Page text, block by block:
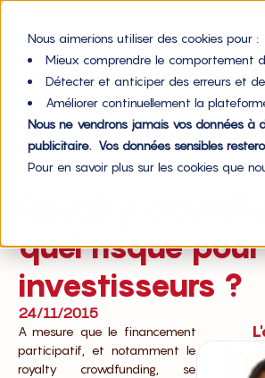
Nous aimerions utiliser des cookies pour :
Mieux comprendre le comportement
Détecter et anticiper des erreurs et
Améliorer continuellement la
Nous ne vendrons jamais vos données à
publicitaire. Vos données sensibles
Pour en savoir plus sur les cookies que
Investissement
quel risque
investisseurs ?
24/11/2015
A mesure que le financement
participatif, et notamment le
royalty crowdfunding, se